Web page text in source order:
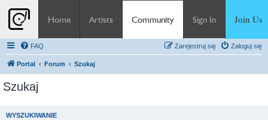
Home Artists Community Sign In Join Us
FAQ Zaloguj się
Zarejestruj się
Portal Forum Szukaj
Szukaj
WYSZUKIWANIE